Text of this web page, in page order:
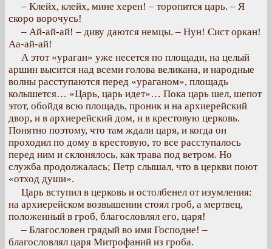
– Клейх, клейх, мине херен! – торопится царь. – Я
скоро ворочусь!
– Ай-ай-ай! – диву даются немцы. – Нун! Сист оркан!
Аа-ай-ай!
А этот «ураган» уже несется по площади, на целый
аршин высится над всеми голова великана, и народные
волны расступаются перед «ураганом», площадь
колышется… «Царь, царь идет»… Пока царь шел, шепот
этот, обойдя всю площадь, проник и на архиерейский
двор, и в архиерейский дом, и в крестовую церковь.
Понятно поэтому, что там ждали царя, и когда он
проходил по дому в крестовую, то все расступалось
перед ним и склонялось, как трава под ветром. Но
служба продолжалась; Петр слышал, что в церкви поют
«отход души».
Царь вступил в церковь и остолбенел от изумления:
на архиерейском возвышении стоял гроб, а мертвец,
положенный в гроб, благословлял его, царя!
– Благословен грядый во имя Господне! –
благословлял царя Митрофаний из гроба.